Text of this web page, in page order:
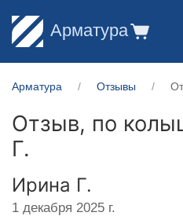
Арматура
Арматура Отзывы
Отзыв, по
Г.
Ирина Г.
1 декабря 2025 г.